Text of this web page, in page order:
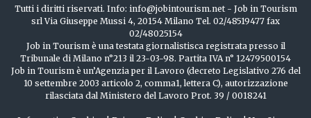
Tutti i diritti riservati. Info: info@jobintourism.net - Job in Tourism
srl Via Giuseppe Mussi 4, 20154 Milano Tel. 02/48519477 fax
02/48025154
Job in Tourism è una testata giornalistisca registrata presso il
Tribunale di Milano n°213 il 23-03-98. Partita IVA n° 12479500154
Job in Tourism è un’Agenzia per il Lavoro (decreto Legislativo 276 del
10 settembre 2003 articolo 2, comma1, lettera C), autorizzazione
rilasciata dal Ministero del Lavoro Prot. 39 / 0018241